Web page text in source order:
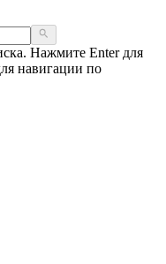
Нажмите Enter для
навигации по